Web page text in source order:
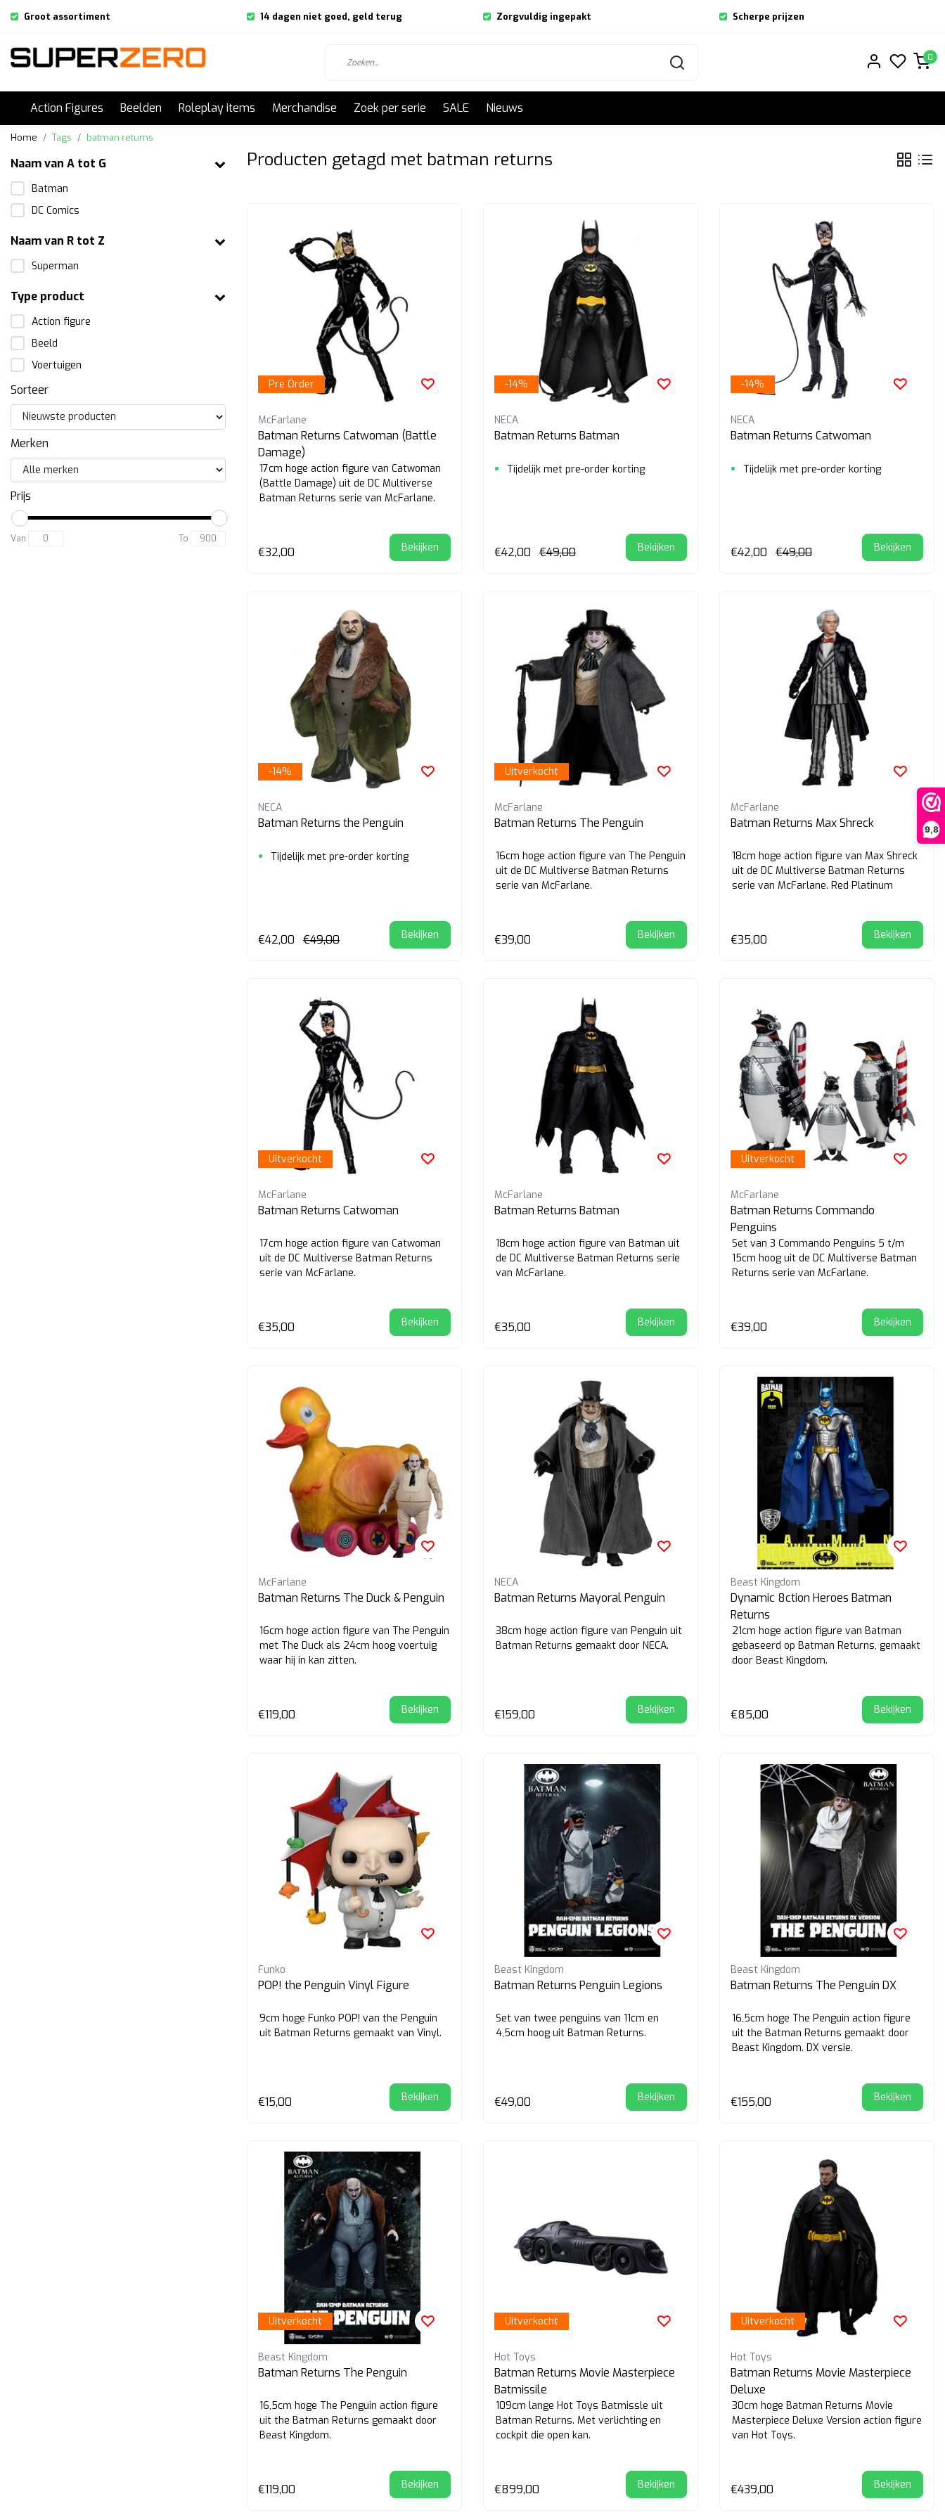
9,8
Groot assortiment 14 dagen niet goed, geld terug Zorgvuldig ingepakt Scherpe prijzen
0
Action Figures Beelden Roleplay items Merchandise Zoek per serie SALE Nieuws
Home Tags batman returns
Naam van A tot G
Batman
DC Comics
Naam van R tot Z
Superman
Type product
Action figure
Beeld
Voertuigen
Sorteer
Merken
Prijs
Van To
Producten getagd met batman returns
Pre Order
McFarlane
Batman Returns Catwoman (Battle
Damage)
17cm hoge action figure van Catwoman
(Battle Damage) uit de DC Multiverse
Batman Returns serie van McFarlane.
€32,00 Bekijken
-14%
NECA
Batman Returns Batman
Tijdelijk met pre-order korting
€42,00 €49,00 Bekijken
-14%
NECA
Batman Returns Catwoman
Tijdelijk met pre-order korting
€42,00 €49,00 Bekijken
-14%
NECA
Batman Returns the Penguin
Tijdelijk met pre-order korting
€42,00 €49,00 Bekijken
Uitverkocht
McFarlane
Batman Returns The Penguin
16cm hoge action figure van The Penguin
uit de DC Multiverse Batman Returns
serie van McFarlane.
€39,00 Bekijken
McFarlane
Batman Returns Max Shreck
18cm hoge action figure van Max Shreck
uit de DC Multiverse Batman Returns
serie van McFarlane. Red Platinum
€35,00 Bekijken
Uitverkocht
McFarlane
Batman Returns Catwoman
17cm hoge action figure van Catwoman
uit de DC Multiverse Batman Returns
serie van McFarlane.
€35,00 Bekijken
McFarlane
Batman Returns Batman
18cm hoge action figure van Batman uit
de DC Multiverse Batman Returns serie
van McFarlane.
€35,00 Bekijken
Uitverkocht
McFarlane
Batman Returns Commando
Penguins
Set van 3 Commando Penguins 5 t/m
15cm hoog uit de DC Multiverse Batman
Returns serie van McFarlane.
€39,00 Bekijken
McFarlane
Batman Returns The Duck & Penguin
16cm hoge action figure van The Penguin
met The Duck als 24cm hoog voertuig
waar hij in kan zitten.
€119,00 Bekijken
NECA
Batman Returns Mayoral Penguin
38cm hoge action figure van Penguin uit
Batman Returns gemaakt door NECA.
€159,00 Bekijken
Beast Kingdom
Dynamic 8ction Heroes Batman
Returns
21cm hoge action figure van Batman
gebaseerd op Batman Returns, gemaakt
door Beast Kingdom.
€85,00 Bekijken
Funko
POP! the Penguin Vinyl Figure
9cm hoge Funko POP! van the Penguin
uit Batman Returns gemaakt van Vinyl.
€15,00 Bekijken
Beast Kingdom
Batman Returns Penguin Legions
Set van twee penguins van 11cm en
4,5cm hoog uit Batman Returns.
€49,00 Bekijken
Beast Kingdom
Batman Returns The Penguin DX
16,5cm hoge The Penguin action figure
uit the Batman Returns gemaakt door
Beast Kingdom. DX versie.
€155,00 Bekijken
Uitverkocht
Beast Kingdom
Batman Returns The Penguin
16,5cm hoge The Penguin action figure
uit the Batman Returns gemaakt door
Beast Kingdom.
€119,00 Bekijken
Uitverkocht
Hot Toys
Batman Returns Movie Masterpiece
Batmissile
109cm lange Hot Toys Batmissle uit
Batman Returns. Met verlichting en
cockpit die open kan.
€899,00 Bekijken
Uitverkocht
Hot Toys
Batman Returns Movie Masterpiece
Deluxe
30cm hoge Batman Returns Movie
Masterpiece Deluxe Version action figure
van Hot Toys.
€439,00 Bekijken